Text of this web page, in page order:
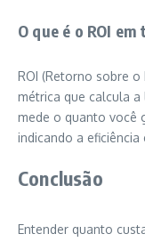
O que é o ROI
ROI (Retorno sobre
métrica que calcula a
mede o quanto você
indicando a
Conclusão
Entender quanto